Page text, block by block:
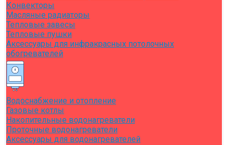
Конвекторы
Масляные радиаторы
Тепловые завесы
Тепловые пушки
Аксессуары для инфракрасных потолочных
обогревателей
Водоснабжение и отопление
Газовые котлы
Накопительные водонагреватели
Проточные водонагреватели
Аксессуары для водонагревателей